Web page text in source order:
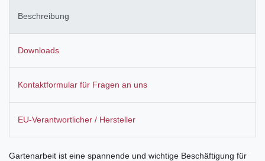
Beschreibung
Downloads
Kontaktformular für Fragen an uns
EU-Verantwortlicher / Hersteller
Gartenarbeit ist eine spannende und wichtige Beschäftigung für